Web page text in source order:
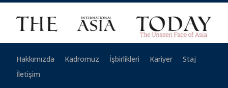
Hakkımızda Kadromuz İşbirlikleri Kariyer
Staj
İletişim